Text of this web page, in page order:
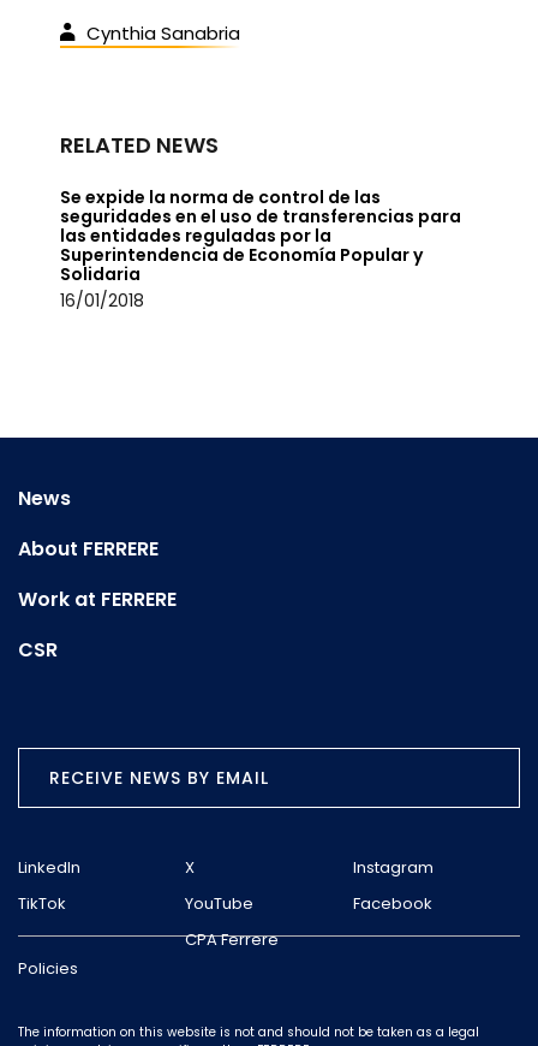
Cynthia Sanabria
RELATED NEWS
Se expide la norma de control de las
seguridades en el uso de transferencias para
las entidades reguladas por la
Superintendencia de Economía Popular y
Solidaria
16/01/2018
News
About FERRERE
Work at FERRERE
CSR
RECEIVE NEWS BY EMAIL
LinkedIn X
Instagram
TikTok
YouTube Facebook
Policies
CPA Ferrere
The information on this website is not and should not be taken as a legal